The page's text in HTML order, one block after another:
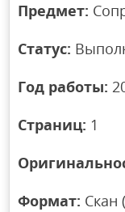
Предмет:
Статус:
Год работы:
Страниц: 1
Формат: Скан